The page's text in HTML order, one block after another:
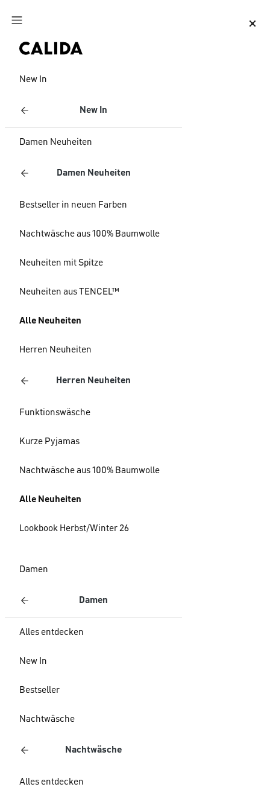
Zum Hauptinhalt springen
New In
New In
Damen Neuheiten
Damen Neuheiten
Bestseller in neuen Farben
Nachtwäsche aus 100% Baumwolle
Neuheiten mit Spitze
Neuheiten aus TENCEL™
Alle Neuheiten
Herren Neuheiten
Herren Neuheiten
Funktionswäsche
Kurze Pyjamas
Nachtwäsche aus 100% Baumwolle
Alle Neuheiten
Lookbook Herbst/Winter 26
Damen
Damen
Alles entdecken
New In
Bestseller
Nachtwäsche
Nachtwäsche
Alles entdecken